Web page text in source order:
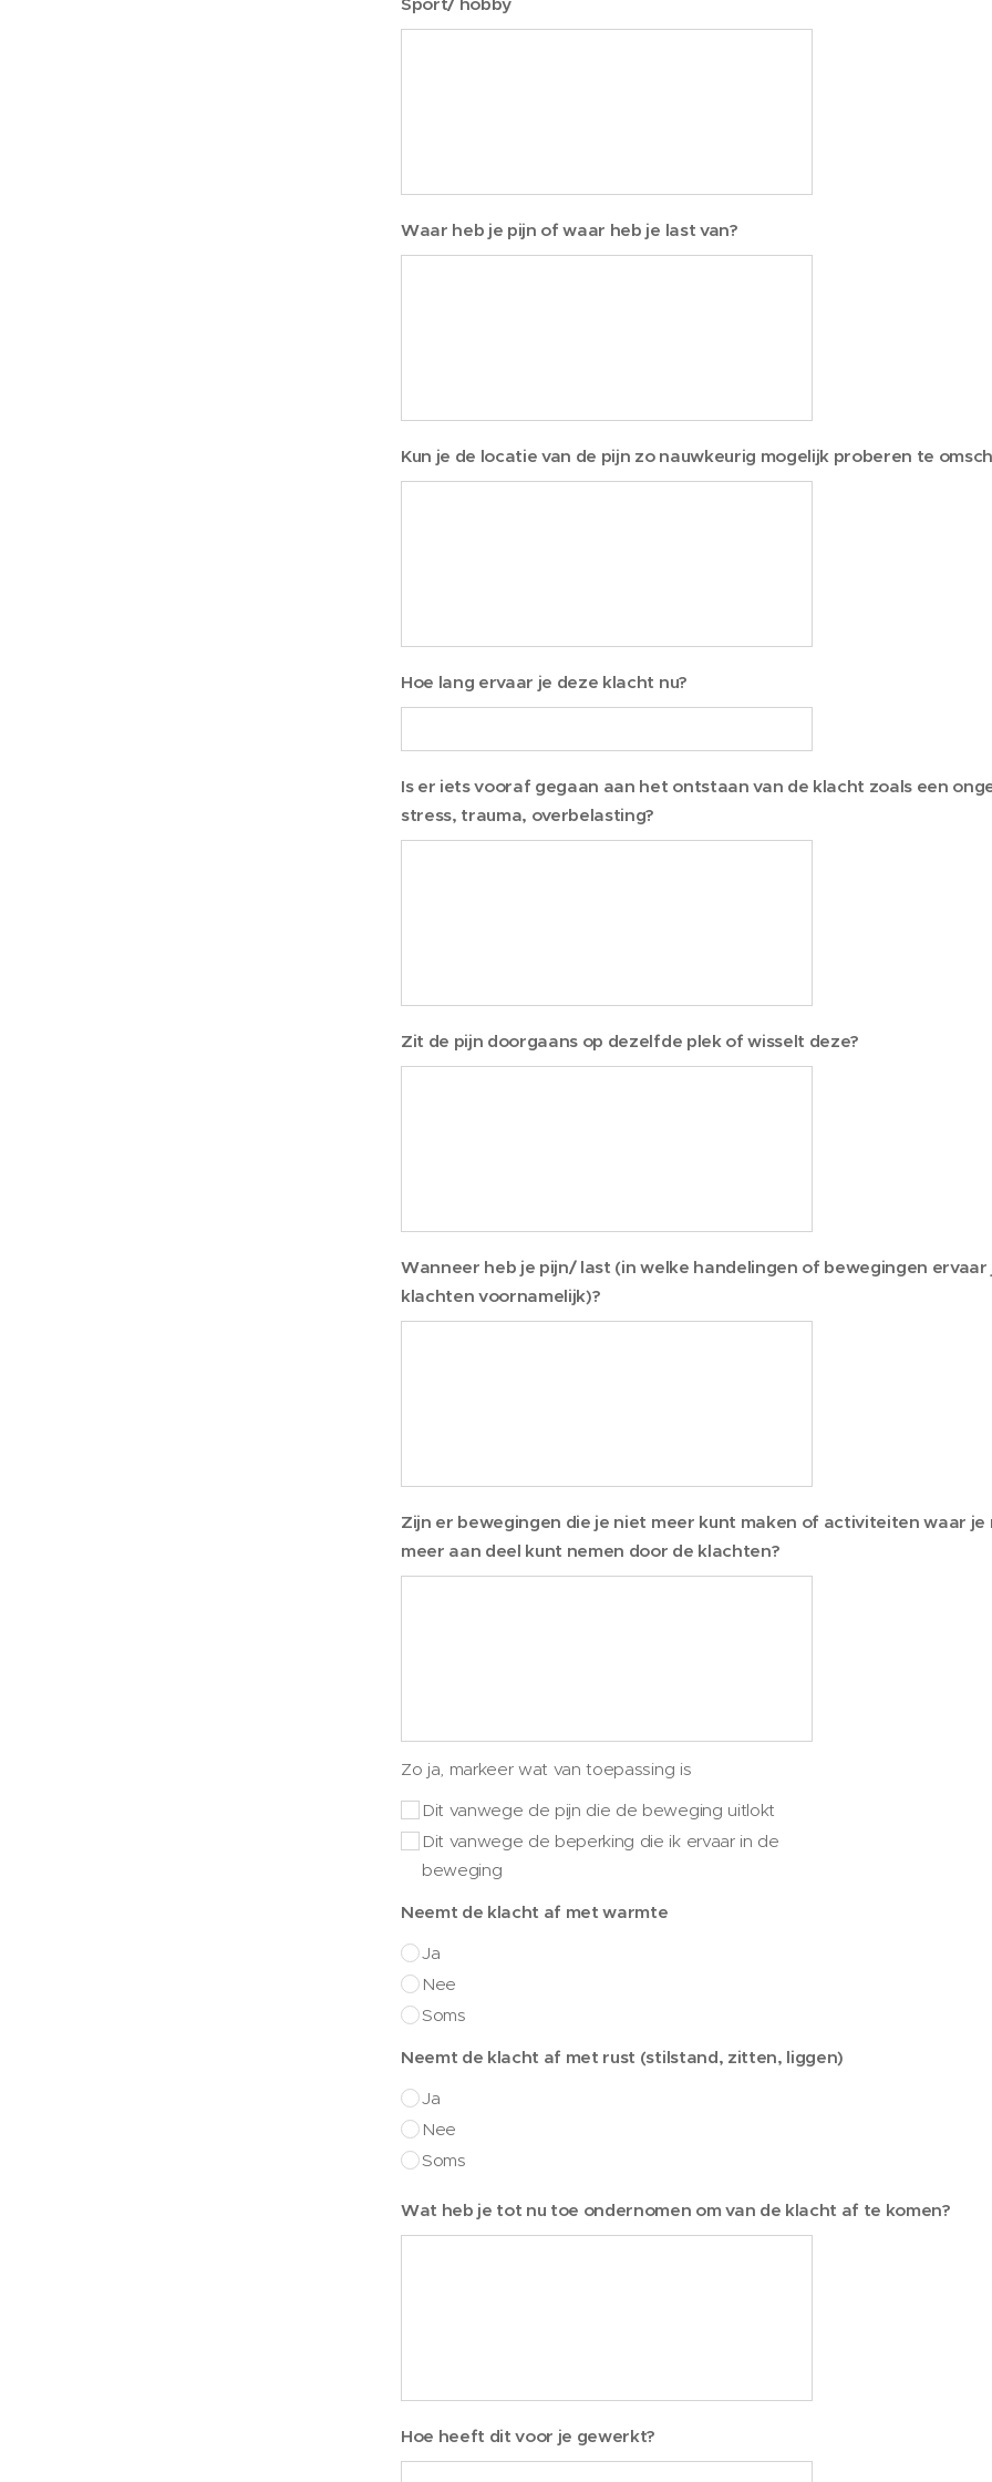
Waar heb je pijn of waar heb je last van?
Kun je de locatie van de pijn zo nauwkeurig mogelijk proberen te
Hoe lang ervaar je deze klacht nu?
Is er iets vooraf gegaan aan het ontstaan van de klacht zoals een
stress, trauma, overbelasting?
Zit de pijn doorgaans op dezelfde plek of wisselt deze?
Wanneer heb je pijn/ last (in welke handelingen of bewegingen ervaar
klachten voornamelijk)?
Zijn er bewegingen die je niet meer kunt maken of activiteiten waar je
meer aan deel kunt nemen door de klachten?
Zo ja, markeer wat van toepassing is
Dit vanwege de pijn die de beweging uitlokt
Dit vanwege de beperking die ik ervaar in de
beweging
Neemt de klacht af met warmte
Ja
Nee
Soms
Neemt de klacht af met rust (stilstand, zitten, liggen)
Ja
Nee
Soms
Wat heb je tot nu toe ondernomen om van de klacht af te komen?
Hoe heeft dit voor je gewerkt?